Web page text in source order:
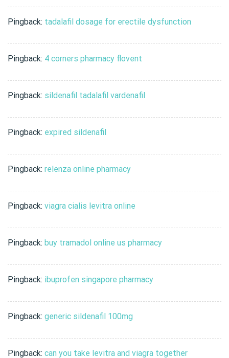
Pingback: tadalafil dosage for erectile dysfunction
Pingback: 4 corners pharmacy flovent
Pingback: sildenafil tadalafil vardenafil
Pingback: expired sildenafil
Pingback: relenza online pharmacy
Pingback: viagra cialis levitra online
Pingback: buy tramadol online us pharmacy
Pingback: ibuprofen singapore pharmacy
Pingback: generic sildenafil 100mg
Pingback: can you take levitra and viagra together